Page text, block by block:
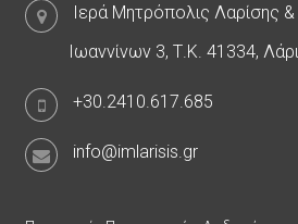
Ιερά Μητρόπολις Λαρίσης
Ιωαννίνων 3, Τ.Κ. 41334,
+30.2410.617.685
info@imlarisis.gr